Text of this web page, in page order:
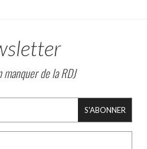
de la RDJ
S'ABONNER